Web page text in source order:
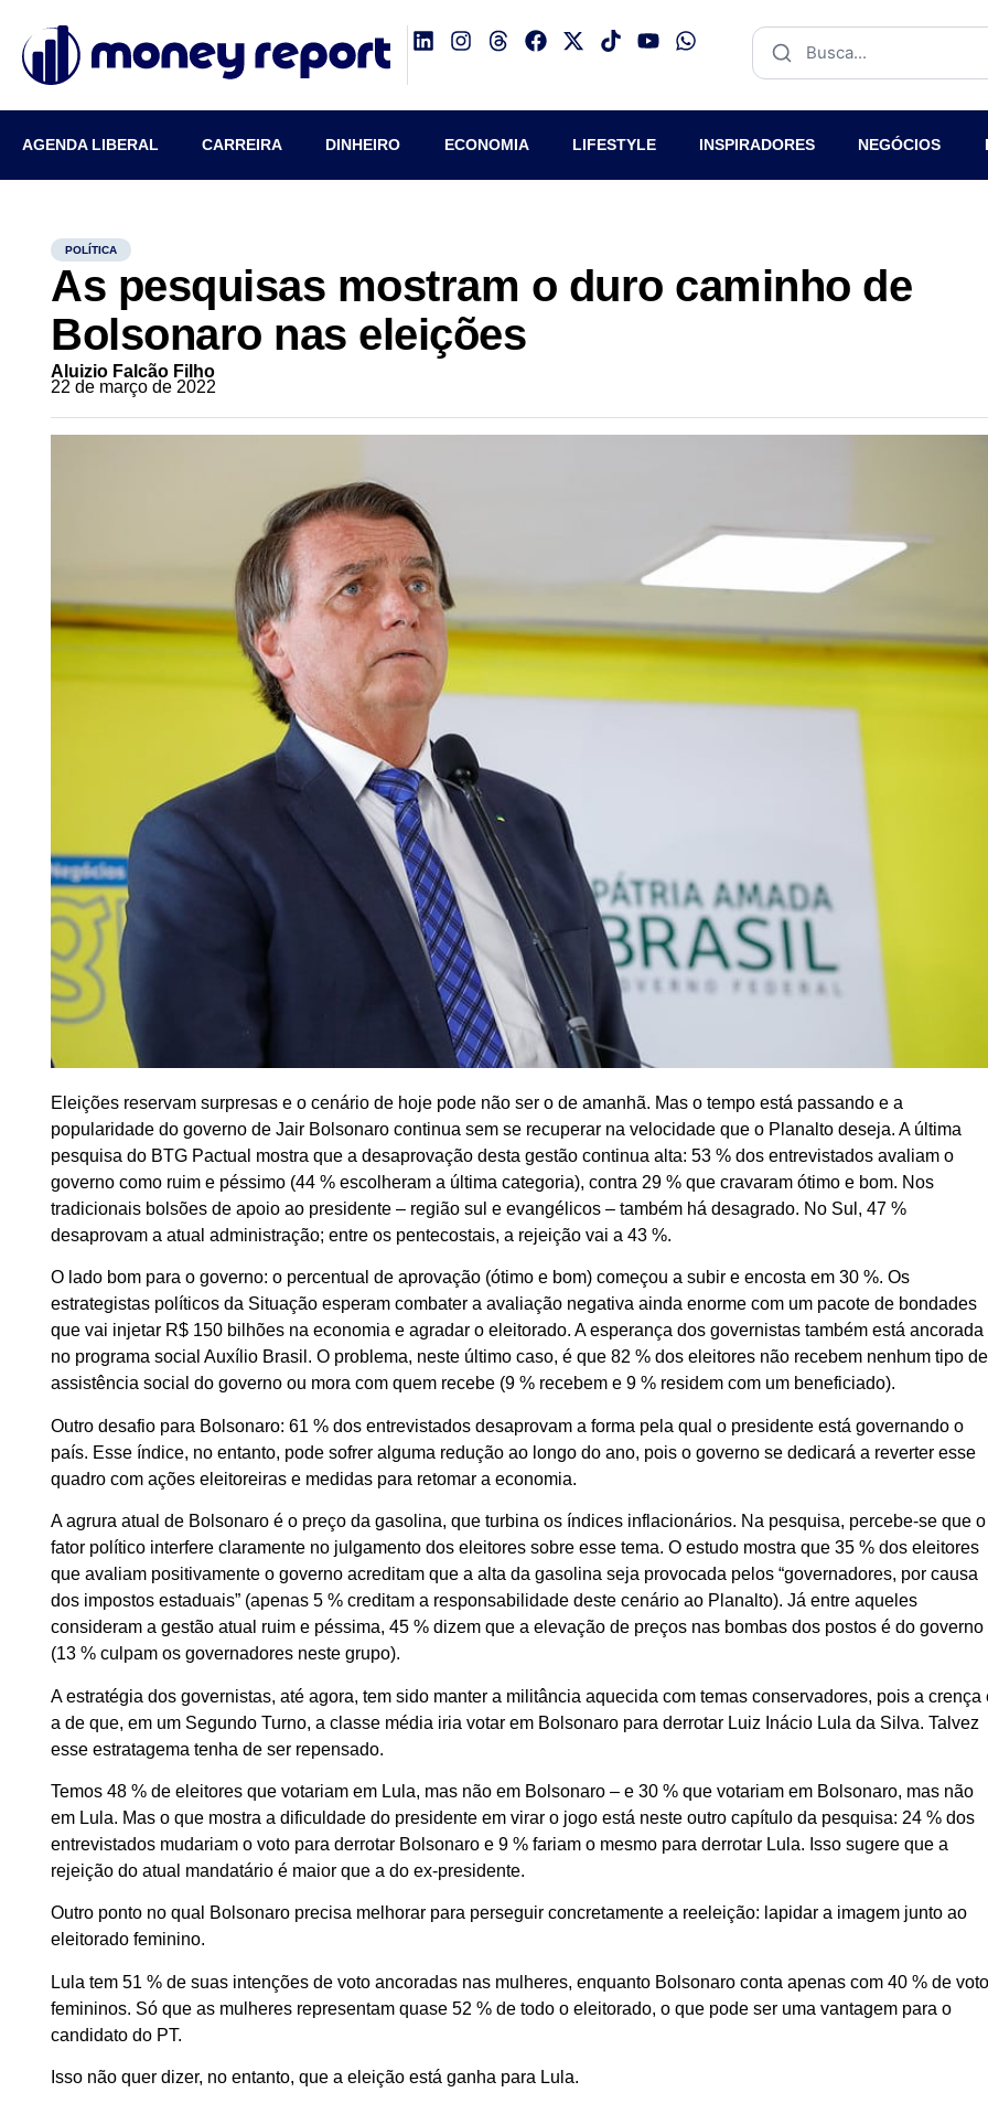
AGENDA LIBERAL CARREIRA DINHEIRO ECONOMIA LIFESTYLE INSPIRADORES NEGÓCIOS
POLÍTICA
As pesquisas mostram o duro caminho de
Bolsonaro nas eleições
Aluizio Falcão Filho
22 de março de 2022
Eleições reservam surpresas e o cenário de hoje pode não ser o de amanhã. Mas o tempo está passando e a
popularidade do governo de Jair Bolsonaro continua sem se recuperar na velocidade que o Planalto deseja. A última
pesquisa do BTG Pactual mostra que a desaprovação desta gestão continua alta: 53 % dos entrevistados avaliam o
governo como ruim e péssimo (44 % escolheram a última categoria), contra 29 % que cravaram ótimo e bom. Nos
tradicionais bolsões de apoio ao presidente – região sul e evangélicos – também há desagrado. No Sul, 47 %
desaprovam a atual administração; entre os pentecostais, a rejeição vai a 43 %.
O lado bom para o governo: o percentual de aprovação (ótimo e bom) começou a subir e encosta em 30 %. Os
estrategistas políticos da Situação esperam combater a avaliação negativa ainda enorme com um pacote de bondades
que vai injetar R$ 150 bilhões na economia e agradar o eleitorado. A esperança dos governistas também está ancorada
no programa social Auxílio Brasil. O problema, neste último caso, é que 82 % dos eleitores não recebem nenhum tipo de
assistência social do governo ou mora com quem recebe (9 % recebem e 9 % residem com um beneficiado).
Outro desafio para Bolsonaro: 61 % dos entrevistados desaprovam a forma pela qual o presidente está governando o
país. Esse índice, no entanto, pode sofrer alguma redução ao longo do ano, pois o governo se dedicará a reverter esse
quadro com ações eleitoreiras e medidas para retomar a economia.
A agrura atual de Bolsonaro é o preço da gasolina, que turbina os índices inflacionários. Na pesquisa, percebe-se que o
fator político interfere claramente no julgamento dos eleitores sobre esse tema. O estudo mostra que 35 % dos eleitores
que avaliam positivamente o governo acreditam que a alta da gasolina seja provocada pelos “governadores, por causa
dos impostos estaduais” (apenas 5 % creditam a responsabilidade deste cenário ao Planalto). Já entre aqueles
consideram a gestão atual ruim e péssima, 45 % dizem que a elevação de preços nas bombas dos postos é do governo
(13 % culpam os governadores neste grupo).
A estratégia dos governistas, até agora, tem sido manter a militância aquecida com temas conservadores, pois a crença
a de que, em um Segundo Turno, a classe média iria votar em Bolsonaro para derrotar Luiz Inácio Lula da Silva. Talvez
esse estratagema tenha de ser repensado.
Temos 48 % de eleitores que votariam em Lula, mas não em Bolsonaro – e 30 % que votariam em Bolsonaro, mas não
em Lula. Mas o que mostra a dificuldade do presidente em virar o jogo está neste outro capítulo da pesquisa: 24 % dos
entrevistados mudariam o voto para derrotar Bolsonaro e 9 % fariam o mesmo para derrotar Lula. Isso sugere que a
rejeição do atual mandatário é maior que a do ex-presidente.
Outro ponto no qual Bolsonaro precisa melhorar para perseguir concretamente a reeleição: lapidar a imagem junto ao
eleitorado feminino.
Lula tem 51 % de suas intenções de voto ancoradas nas mulheres, enquanto Bolsonaro conta apenas com 40 % de
femininos. Só que as mulheres representam quase 52 % de todo o eleitorado, o que pode ser uma vantagem para o
candidato do PT.
Isso não quer dizer, no entanto, que a eleição está ganha para Lula.